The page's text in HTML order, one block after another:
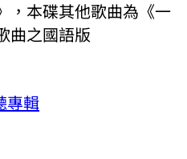
，本碟其他歌曲為《一
曲之國語版
專輯